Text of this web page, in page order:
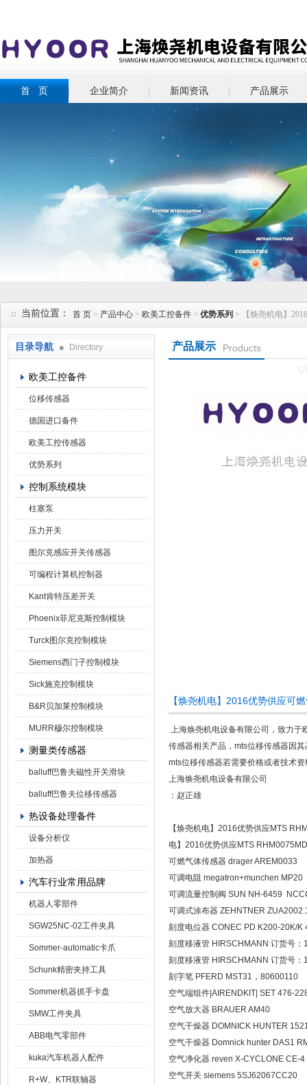
首 页 企业简介 新闻资讯 产品展示
当前位置： 首 页 > 产品中心 > 欧美工控备件 > 优势系列 > 【焕尧机电】
目录导航 Directory
欧美工控备件
位移传感器
德国进口备件
欧美工控传感器
优势系列
控制系统模块
柱塞泵
压力开关
图尔克感应开关传感器
可编程计算机控制器
Kant肯特压差开关
Phoenix菲尼克斯控制模块
Turck图尔克控制模块
Siemens西门子控制模块
Sick施克控制模块
B&R贝加莱控制模块
MURR穆尔控制模块
测量类传感器
balluff巴鲁夫磁性开关滑块
balluff巴鲁夫位移传感器
热设备处理备件
设备分析仪
加热器
汽车行业常用品牌
机器人零部件
SGW25NC-02工件夹具
Sommer-automatic卡爪
Schunk精密夹持工具
Sommer机器抓手卡盘
SMW工件夹具
ABB电气零部件
kuka汽车机器人配件
R+W、KTR联轴器
产品展示 Products
【焕尧机电】2016优势供应可
上海焕尧机电设备有限公司，致力于
传感器相关产品，mts位移传感器因
mts位移传感器若需要价格或者技术
上海焕尧机电设备有限公司
：赵正雄
【焕尧机电】2016优势供应MTS
电】2016优势供应MTS
可燃气体传感器 drager AREM0033
可调电阻 megatron+munchen
可调流量控制阀 SUN NH-6459
可调式涂布器 ZEHNTNER
刻度电位器 CONEC PD K200-20K/K
刻度移液管 HIRSCHMANN 订货号
刻度移液管 HIRSCHMANN 订货号
刻字笔 PFERD MST31，80600110
空气端组件|AIRENDKIT| SET 476-
空气放大器 BRAUER AM40
空气干燥器 DOMNICK HUNTER
空气干燥器 Domnick hunter DAS1
空气净化器 reven X-CYCLONE CE-
空气开关 siemens 5SJ62067CC20